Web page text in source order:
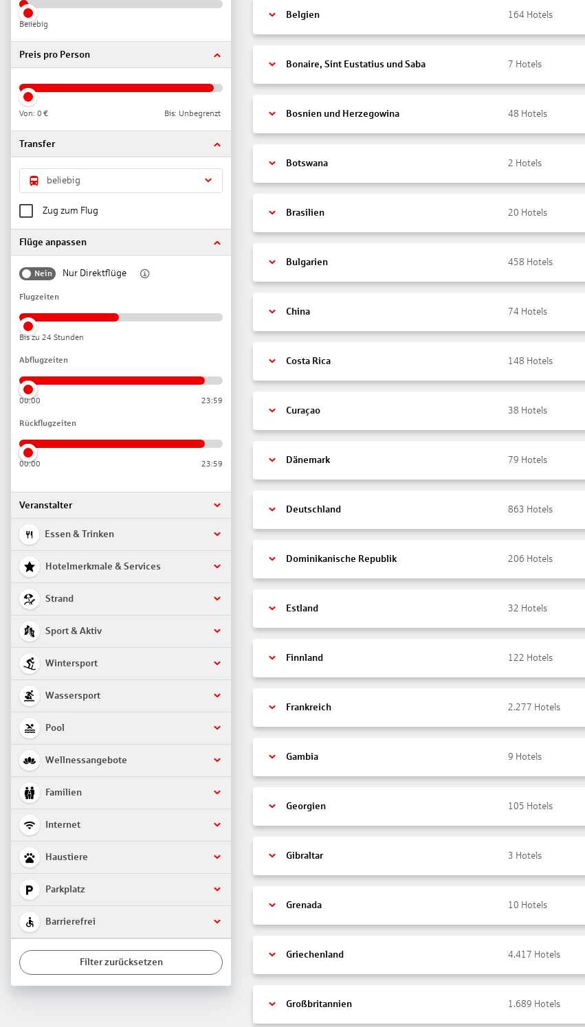
Beliebig
Preis pro Person
Von: 0 € Bis: Unbegrenzt
Transfer
beliebig
Zug zum Flug
Flüge anpassen
Nein Nur Direktflüge
Flugzeiten
Bis zu 24 Stunden
Abflugzeiten
00:00 23:59
Rückflugzeiten
00:00 23:59
Veranstalter
Essen & Trinken
Hotelmerkmale & Services
Strand
Sport & Aktiv
Wintersport
Wassersport
Pool
Wellnessangebote
Familien
Internet
Haustiere
Parkplatz
Barrierefrei
Filter zurücksetzen
Belgien 164 Hotels
Bonaire, Sint Eustatius und Saba 7 Hotels
Bosnien und Herzegowina 48 Hotels
Botswana 2 Hotels
Brasilien 20 Hotels
Bulgarien 458 Hotels
China 74 Hotels
Costa Rica 148 Hotels
Curaçao 38 Hotels
Dänemark 79 Hotels
Deutschland 863 Hotels
Dominikanische Republik 206 Hotels
Estland 32 Hotels
Finnland 122 Hotels
Frankreich 2.277 Hotels
Gambia 9 Hotels
Georgien 105 Hotels
Gibraltar 3 Hotels
Grenada 10 Hotels
Griechenland 4.417 Hotels
Großbritannien 1.689 Hotels